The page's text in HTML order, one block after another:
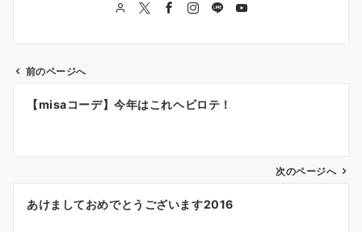
ゲ
前のページへ
【misaコーデ】今年はこれヘビロテ！
次のページへ
あけましておめでとうございます2016